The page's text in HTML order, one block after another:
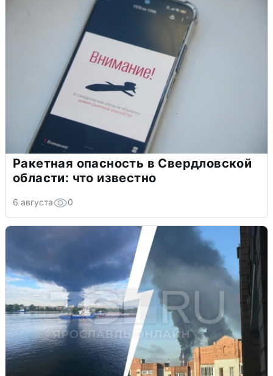
Ракетная опасность в Свердловской
области: что известно
6 августа 0